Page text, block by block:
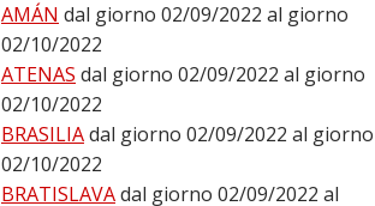
AMÁN dal giorno 02/09/2022 al giorno
02/10/2022
ATENAS dal giorno 02/09/2022 al giorno
02/10/2022
BRASILIAdal giorno 02/09/2022 al giorno
02/10/2022
BRATISLAVAdal giorno 02/09/2022 al